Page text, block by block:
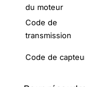
du moteur
Code de
transmission
Code de